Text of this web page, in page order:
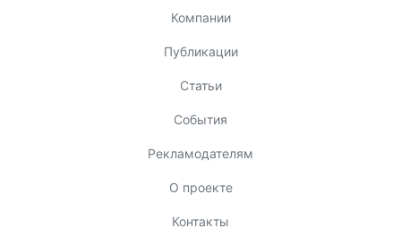
Компании
Публикации
Статьи
События
Рекламодателям
О проекте
Контакты